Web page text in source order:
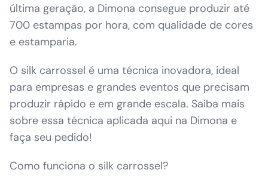
última geração, a Dimona consegue produzir até
700 estampas por hora, com qualidade de cores
e estamparia.
O silk carrossel é uma técnica inovadora, ideal
para empresas e grandes eventos que precisam
produzir rápido e em grande escala. Saiba mais
sobre essa técnica aplicada aqui na Dimona e
faça seu pedido!
Como funciona o silk carrossel?